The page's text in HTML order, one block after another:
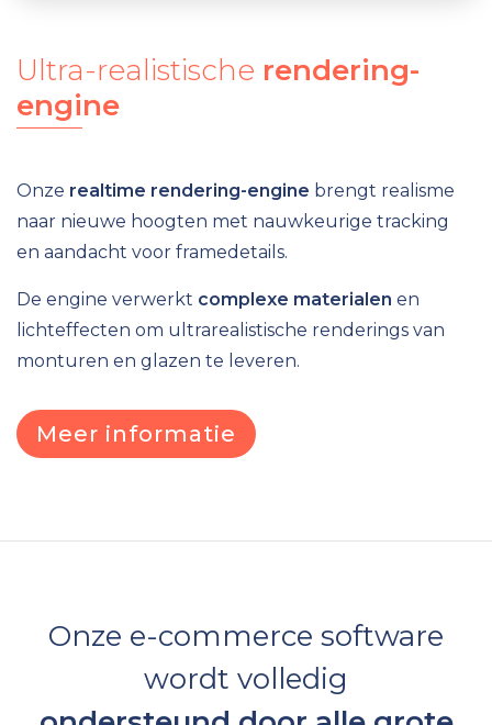
Ultra-realistische rendering-
engine
Onze realtime rendering-engine brengt realisme
naar nieuwe hoogten met nauwkeurige tracking
en aandacht voor framedetails.
De engine verwerkt complexe materialen en
lichteffecten om ultrarealistische renderings van
monturen en glazen te leveren.
Meer informatie
Onze e-commerce software
wordt volledig